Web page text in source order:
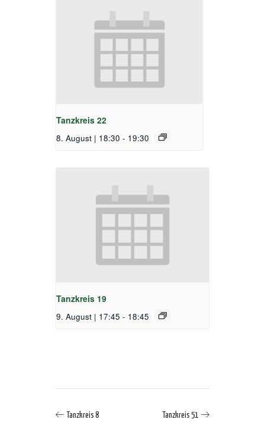
Tanzkreis 22
8. August | 18:30 - 19:30
Tanzkreis 19
9. August | 17:45 - 18:45
Tanzkreis 8 Tanzkreis 51